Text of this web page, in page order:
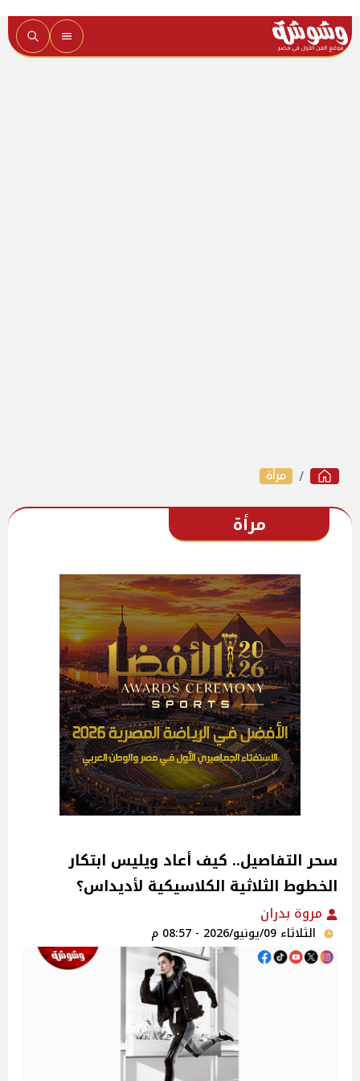
مرأة
مرأة
سحر التفاصيل.. كيف أعاد ويليس ابتكار
الخطوط الثلاثية الكلاسيكية لأديداس؟
مروة بدران
الثلاثاء 09/يونيو/2026 - 08:57 م